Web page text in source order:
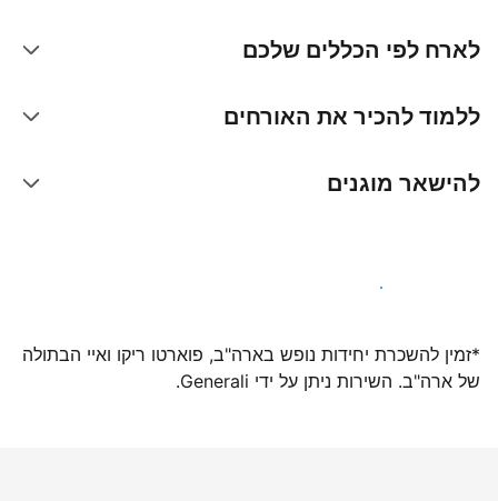
לארח לפי הכללים שלכם
ללמוד להכיר את האורחים
להישאר מוגנים
הצטרפו אלינו עוד היום
*זמין להשכרת יחידות נופש בארה"ב, פוארטו ריקו ואיי הבתולה
של ארה"ב. השירות ניתן על ידי Generali.